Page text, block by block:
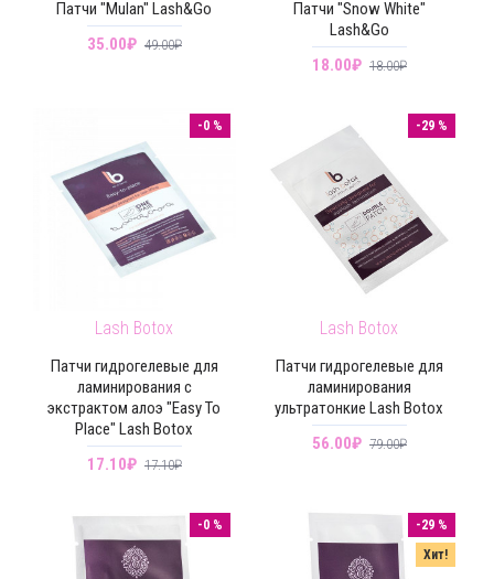
Патчи "Mulan" Lash&Go
35.00₽ 49.00₽
Патчи "Snow White"
Lash&Go
18.00₽ 18.00₽
-0 %
Lash Botox
Патчи гидрогелевые для
ламинирования с
экстрактом алоэ "Easy To
Place" Lash Botox
17.10₽ 17.10₽
-29 %
Lash Botox
Патчи гидрогелевые для
ламинирования
ультратонкие Lash Botox
56.00₽ 79.00₽
-0 %
Хит!
-29 %